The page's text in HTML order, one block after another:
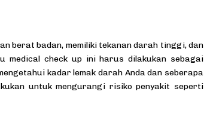
berat badan, memiliki tekanan darah tinggi, dan
medical check up ini harus dilakukan sebagai
kadar lemak darah Anda dan seberapa
untuk mengurangi risiko penyakit seperti